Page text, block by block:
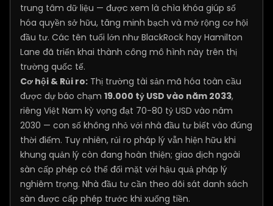
trung tâm dữ liệu — được xem là chìa khóa giúp số
hóa quyền sở hữu, tăng minh bạch và mở rộng cơ hội
đầu tư. Các tên tuổi lớn như BlackRock hay Hamilton
Lane đã triển khai thành công mô hình này trên thị
trường quốc tế.
Cơ hội & Rủi ro: Thị trường tài sản mã hóa toàn cầu
được dự báo chạm 19.000 tỷ USD vào năm 2033,
riêng Việt Nam kỳ vọng đạt 70-80 tỷ USD vào năm
2030 — con số không nhỏ với nhà đầu tư biết vào đúng
thời điểm. Tuy nhiên, rủi ro pháp lý vẫn hiện hữu khi
khung quản lý còn đang hoàn thiện; giao dịch ngoài
sàn cấp phép có thể đối mặt với hậu quả pháp lý
nghiêm trọng. Nhà đầu tư cần theo dõi sát danh sách
sàn được cấp phép trước khi xuống tiền.